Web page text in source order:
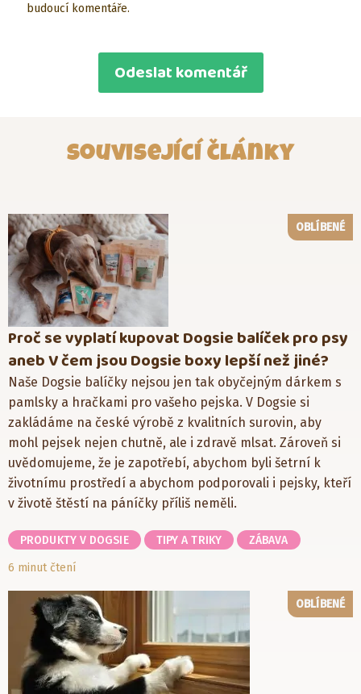
budoucí komentáře.
Související články
OBLÍBENÉ
Proč se vyplatí kupovat Dogsie balíček pro psy
aneb V čem jsou Dogsie boxy lepší než jiné?
Naše Dogsie balíčky nejsou jen tak obyčejným dárkem s
pamlsky a hračkami pro vašeho pejska. V Dogsie si
zakládáme na české výrobě z kvalitních surovin, aby
mohl pejsek nejen chutně, ale i zdravě mlsat. Zároveň si
uvědomujeme, že je zapotřebí, abychom byli šetrní k
životnímu prostředí a abychom podporovali i pejsky, kteří
v životě štěstí na páníčky příliš neměli.
PRODUKTY V DOGSIE TIPY A TRIKY
ZÁBAVA
6 minut čtení
OBLÍBENÉ